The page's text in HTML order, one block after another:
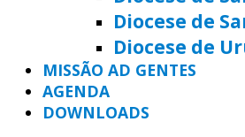
Diocese de
Diocese de
MISSÃO AD GENTES
AGENDA
DOWNLOADS